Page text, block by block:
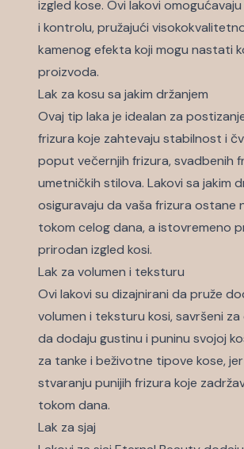
izgled kose. Ovi lakovi
i kontrolu, pružajući
kamenog efekta koji mogu nastati
proizvoda.
Lak za kosu sa jakim držanjem
Ovaj tip laka je idealan za
frizura koje zahtevaju stabilnost i
poput večernjih frizura, svadbenih
umetničkih stilova. Lakovi sa jakim
osiguravaju da vaša frizura ostane
tokom celog dana, a istovremeno
prirodan izgled kosi.
Lak za volumen i teksturu
Ovi lakovi su dizajnirani da pruže
volumen i teksturu kosi, savršeni za
da dodaju gustinu i puninu svojoj
za tanke i beživotne tipove kose,
stvaranju punijih frizura koje
tokom dana.
Lak za sjaj